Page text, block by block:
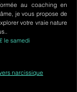
au coaching en
je vous propose de
votre vraie nature
le samedi
narcissique